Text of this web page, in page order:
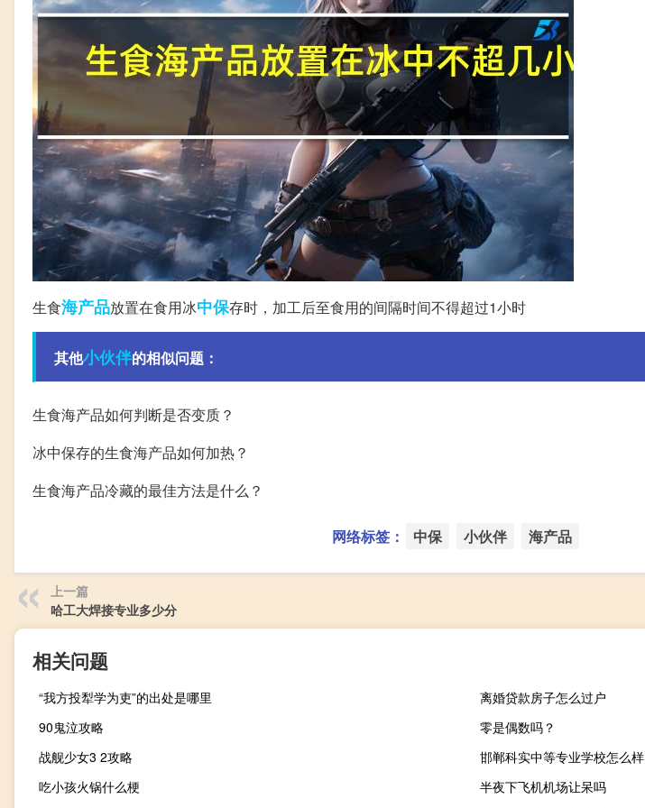
生食海产品放置在食用冰中保存时，加工后至食用的间隔时间不得超过1小时
其他小伙伴的相似问题：
生食海产品如何判断是否变质？
冰中保存的生食海产品如何加热？
生食海产品冷藏的最佳方法是什么？
网络标签： 中保 小伙伴 海产品
上一篇
哈工大焊接专业多少分
相关问题
“我方投犁学为吏”的出处是哪里
离婚贷款房子怎么过户
90鬼泣攻略
零是偶数吗？
战舰少女3 2攻略
邯郸科实中等专业学校怎么样
吃小孩火锅什么梗
半夜下飞机机场让呆吗